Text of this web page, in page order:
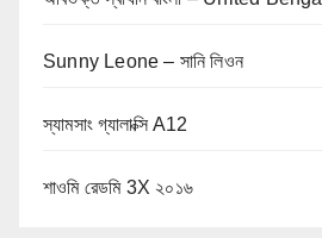
Sunny Leone – সানি লিওন
স্যামসাং গ্যালাক্সি A12
শাওমি রেডমি 3X ২০১৬